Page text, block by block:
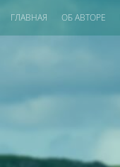
ГЛАВНАЯ ОБ АВТОРЕ